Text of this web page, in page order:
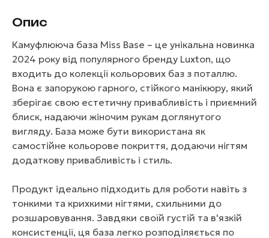
Опис
Камуфлююча база Miss Base – це унікальна новинка
2024 року від популярного бренду Luxton, що
входить до колекції кольорових баз з поталлю.
Вона є запорукою гарного, стійкого манікюру, який
зберігає свою естетичну привабливість і приємний
блиск, надаючи жіночим рукам доглянутого
вигляду. База може бути використана як
самостійне кольорове покриття, додаючи нігтям
додаткову привабливість і стиль.
Продукт ідеально підходить для роботи навіть з
тонкими та крихкими нігтями, схильними до
розшаровування. Завдяки своїй густій та в'язкій
консистенції, ця база легко розподіляється по